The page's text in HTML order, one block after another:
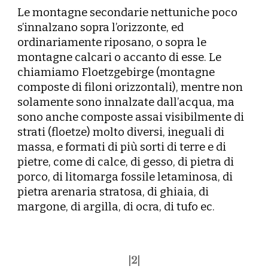
Le montagne secondarie nettuniche poco
s’innalzano sopra l’orizzonte, ed
ordinariamente riposano, o sopra le
montagne calcari o accanto di esse. Le
chiamiamo Floetzgebirge (montagne
composte di filoni orizzontali), mentre non
solamente sono innalzate dall’acqua, ma
sono anche composte assai visibilmente di
strati (floetze) molto diversi, ineguali di
massa, e formati di più sorti di terre e di
pietre, come di calce, di gesso, di pietra di
porco, di litomarga fossile letaminosa, di
pietra arenaria stratosa, di ghiaia, di
margone, di argilla, di ocra, di tufo ec.
2